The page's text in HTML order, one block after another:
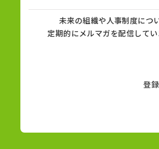
未来の組織や人事制度につ
定期的にメルマガを配信してい
登